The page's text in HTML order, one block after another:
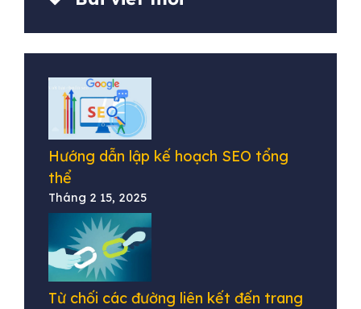
Hướng dẫn lập kế hoạch SEO tổng
thể
Tháng 2 15, 2025
Từ chối các đường liên kết đến trang